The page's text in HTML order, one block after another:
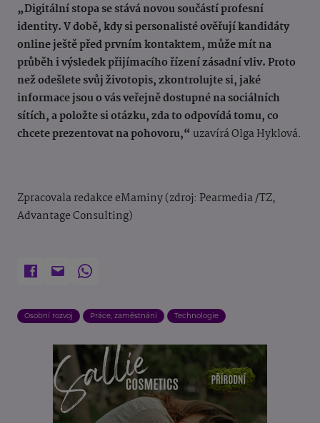
„Digitální stopa se stává novou součástí profesní
identity. V době, kdy si personalisté ověřují kandidáty
online ještě před prvním kontaktem, může mít na
průběh i výsledek přijímacího řízení zásadní vliv. Proto
než odešlete svůj životopis, zkontrolujte si, jaké
informace jsou o vás veřejně dostupné na sociálních
sítích, a položte si otázku, zda to odpovídá tomu, co
chcete prezentovat na pohovoru,“ uzavírá Olga Hyklová.
Zpracovala redakce eMaminy (zdroj: Pearmedia /TZ,
Advantage Consulting)
Osobní rozvoj Práce, zaměstnání Technologie